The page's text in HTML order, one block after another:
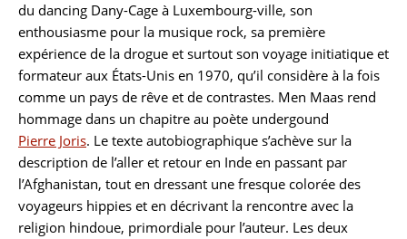
du dancing Dany-Cage à Luxembourg-ville, son
enthousiasme pour la musique rock, sa première
expérience de la drogue et surtout son voyage initiatique et
formateur aux États-Unis en 1970, qu’il considère à la fois
comme un pays de rêve et de contrastes. Men Maas rend
hommage dans un chapitre au poète undergound
Pierre Joris. Le texte autobiographique s’achève sur la
description de l’aller et retour en Inde en passant par
l’Afghanistan, tout en dressant une fresque colorée des
voyageurs hippies et en décrivant la rencontre avec la
religion hindoue, primordiale pour l’auteur. Les deux